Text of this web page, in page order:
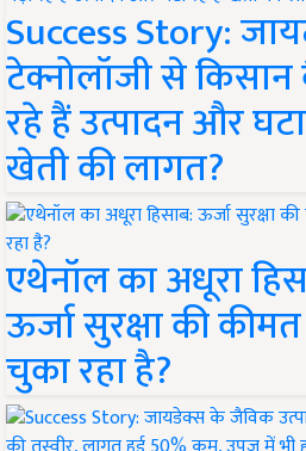
Success Story:
टेक्नोलॉजी से
रहे हैं उत्पादन और
खेती की लागत?
एथेनॉल का अधूरा
ऊर्जा सुरक्षा की
चुका रहा है?